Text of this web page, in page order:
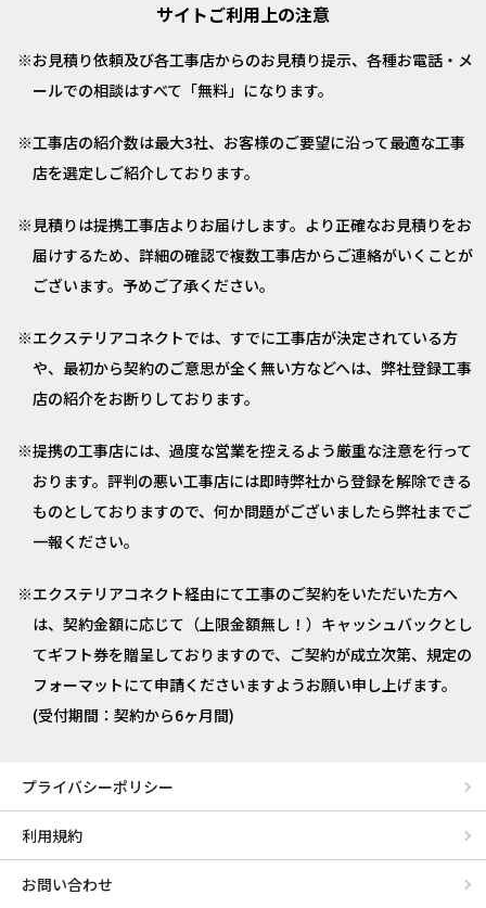
サイトご利用上の注意
お見積り依頼及び各工事店からのお見積り提示、各種お電話・メ
ールでの相談はすべて「無料」になります。
工事店の紹介数は最大3社、お客様のご要望に沿って最適な工事
店を選定しご紹介しております。
見積りは提携工事店よりお届けします。より正確なお見積りをお
届けするため、詳細の確認で複数工事店からご連絡がいくことが
ございます。予めご了承ください。
エクステリアコネクトでは、すでに工事店が決定されている方
や、最初から契約のご意思が全く無い方などへは、弊社登録工事
店の紹介をお断りしております。
提携の工事店には、過度な営業を控えるよう厳重な注意を行って
おります。評判の悪い工事店には即時弊社から登録を解除できる
ものとしておりますので、何か問題がございましたら弊社までご
一報ください。
エクステリアコネクト経由にて工事のご契約をいただいた方へ
は、契約金額に応じて（上限金額無し！）キャッシュバックとし
てギフト券を贈呈しておりますので、ご契約が成立次第、規定の
フォーマットにて申請くださいますようお願い申し上げます。
(受付期間：契約から6ヶ月間)
プライバシーポリシー
利用規約
お問い合わせ